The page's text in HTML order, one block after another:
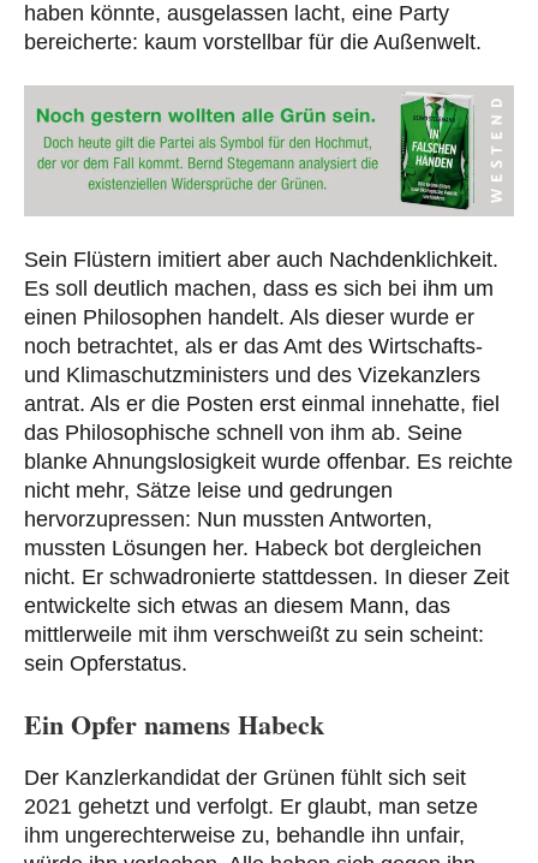
haben könnte, ausgelassen lacht, eine Party
bereicherte: kaum vorstellbar für die Außenwelt.
Sein Flüstern imitiert aber auch Nachdenklichkeit.
Es soll deutlich machen, dass es sich bei ihm um
einen Philosophen handelt. Als dieser wurde er
noch betrachtet, als er das Amt des Wirtschafts-
und Klimaschutzministers und des Vizekanzlers
antrat. Als er die Posten erst einmal innehatte, fiel
das Philosophische schnell von ihm ab. Seine
blanke Ahnungslosigkeit wurde offenbar. Es reichte
nicht mehr, Sätze leise und gedrungen
hervorzupressen: Nun mussten Antworten,
mussten Lösungen her. Habeck bot dergleichen
nicht. Er schwadronierte stattdessen. In dieser Zeit
entwickelte sich etwas an diesem Mann, das
mittlerweile mit ihm verschweißt zu sein scheint:
sein Opferstatus.
Ein Opfer namens Habeck
Der Kanzlerkandidat der Grünen fühlt sich seit
2021 gehetzt und verfolgt. Er glaubt, man setze
ihm ungerechterweise zu, behandle ihn unfair,